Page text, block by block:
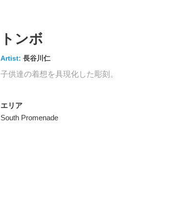
ショップニュース
アート
ViNA GARDENSについて
トンボ
Artist: 長谷川仁
子供達の着想を具現化した彫刻。
エリア
South Promenade